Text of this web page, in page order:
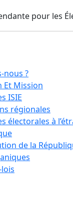
nous ?
Et Mission
ISIE
régionales
électorales à
de la